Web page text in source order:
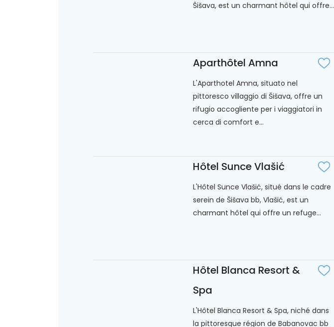
Šišava, est un charmant hôtel qui offre...
Aparthôtel Amna
L'Aparthotel Amna, situato nel
pittoresco villaggio di Šišava, offre un
rifugio accogliente per i viaggiatori in
cerca di comfort e...
Hôtel Sunce Vlašić
L'Hôtel Sunce Vlašić, situé dans le cadre
serein de Šišava bb, Vlašić, est un
charmant hôtel qui offre un refuge...
Hôtel Blanca Resort &
Spa
L'Hôtel Blanca Resort & Spa, niché dans
la pittoresque région de Babanovac bb